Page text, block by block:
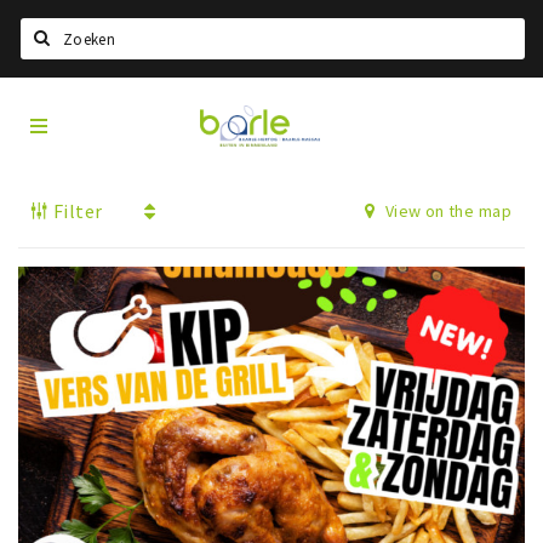
Home
Events
Information
About Baarle
History
Visit Baarle Shop
Enclave voucher
Eat
Drink
Visit
Baarle
Filter View on the map